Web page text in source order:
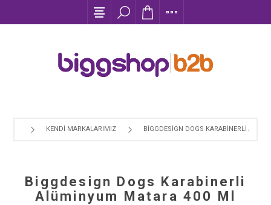
KENDI MARKALARIMIZ BIGGDESIGN DOGS KARABINERLI
Biggdesign Dogs Karabinerli
Alüminyum Matara 400 Ml